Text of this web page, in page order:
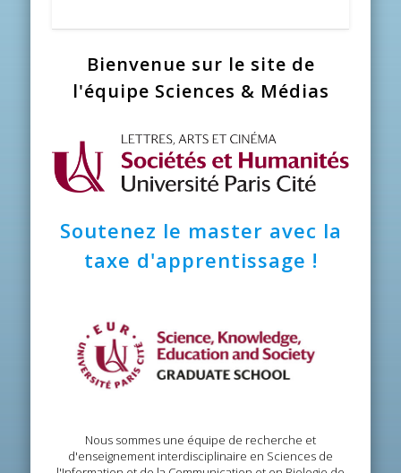
Bienvenue sur le site de
l'équipe Sciences & Médias
Soutenez le master avec la
taxe d'apprentissage !
Nous sommes une équipe de recherche et
d'enseignement interdisciplinaire en Sciences de